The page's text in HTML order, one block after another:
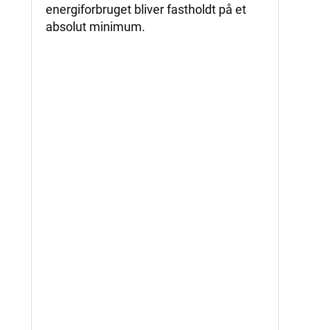
energiforbruget bliver fastholdt på et
absolut minimum.